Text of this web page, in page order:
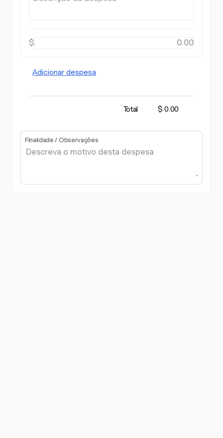
$
Adicionar despesa
Total $ 0.00
Finalidade / Observações